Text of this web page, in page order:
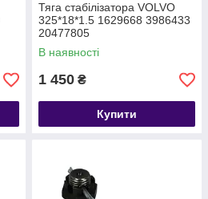
Тяга стабілізатора VOLVO
325*18*1.5 1629668 3986433
20477805
В наявності
1 450 ₴
Купити